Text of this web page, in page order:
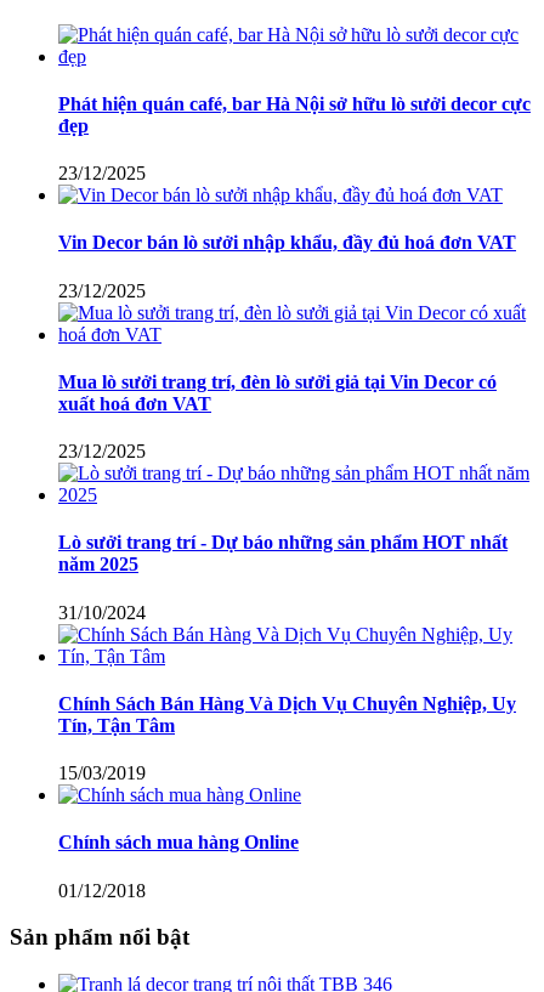
Phát hiện quán café, bar Hà Nội sở hữu lò sưởi decor cực
đẹp
23/12/2025
Vin Decor bán lò sưởi nhập khẩu, đầy đủ hoá đơn VAT
23/12/2025
Mua lò sưởi trang trí, đèn lò sưởi giả tại Vin Decor có
xuất hoá đơn VAT
23/12/2025
Lò sưởi trang trí - Dự báo những sản phẩm HOT nhất
năm 2025
31/10/2024
Chính Sách Bán Hàng Và Dịch Vụ Chuyên Nghiệp, Uy
Tín, Tận Tâm
15/03/2019
Chính sách mua hàng Online
01/12/2018
Sản phẩm nổi bật